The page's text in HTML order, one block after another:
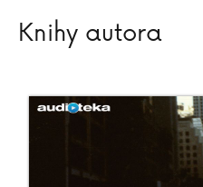
Knihy autora